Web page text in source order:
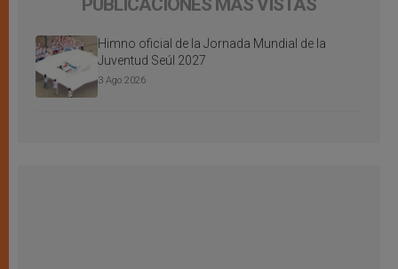
PUBLICACIONES MÁS VISTAS
Himno oficial de la Jornada Mundial de la
Juventud Seúl 2027
3 Ago 2026